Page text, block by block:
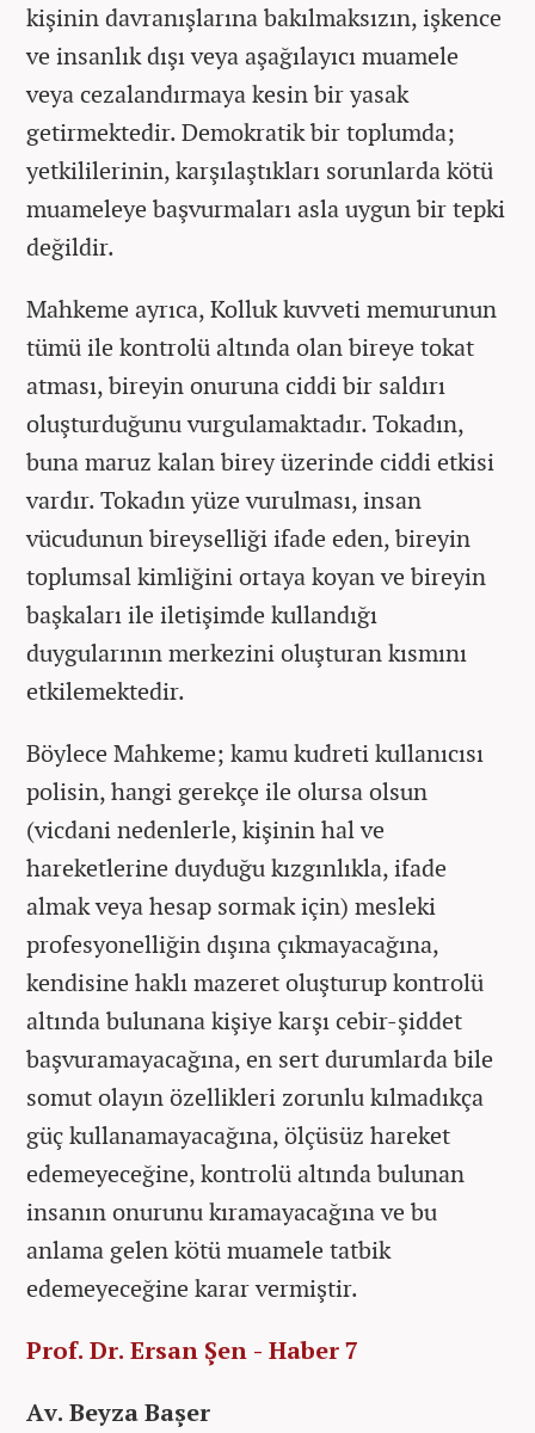
kişinin davranışlarına bakılmaksızın, işkence
ve insanlık dışı veya aşağılayıcı muamele
veya cezalandırmaya kesin bir yasak
getirmektedir. Demokratik bir toplumda;
yetkililerinin, karşılaştıkları sorunlarda kötü
muameleye başvurmaları asla uygun bir tepki
değildir.
Mahkeme ayrıca, Kolluk kuvveti memurunun
tümü ile kontrolü altında olan bireye tokat
atması, bireyin onuruna ciddi bir saldırı
oluşturduğunu vurgulamaktadır. Tokadın,
buna maruz kalan birey üzerinde ciddi etkisi
vardır. Tokadın yüze vurulması, insan
vücudunun bireyselliği ifade eden, bireyin
toplumsal kimliğini ortaya koyan ve bireyin
başkaları ile iletişimde kullandığı
duygularının merkezini oluşturan kısmını
etkilemektedir.
Böylece Mahkeme; kamu kudreti kullanıcısı
polisin, hangi gerekçe ile olursa olsun
(vicdani nedenlerle, kişinin hal ve
hareketlerine duyduğu kızgınlıkla, ifade
almak veya hesap sormak için) mesleki
profesyonelliğin dışına çıkmayacağına,
kendisine haklı mazeret oluşturup kontrolü
altında bulunana kişiye karşı cebir-şiddet
başvuramayacağına, en sert durumlarda bile
somut olayın özellikleri zorunlu kılmadıkça
güç kullanamayacağına, ölçüsüz hareket
edemeyeceğine, kontrolü altında bulunan
insanın onurunu kıramayacağına ve bu
anlama gelen kötü muamele tatbik
edemeyeceğine karar vermiştir.
Prof. Dr. Ersan Şen - Haber 7
Av. Beyza Başer